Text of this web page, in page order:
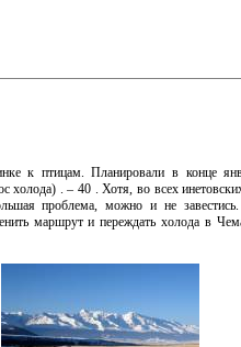
к птицам. Планировали в конце
холода) . – 40 . Хотя, во всех
проблема, можно и не
маршрут и переждать холода в